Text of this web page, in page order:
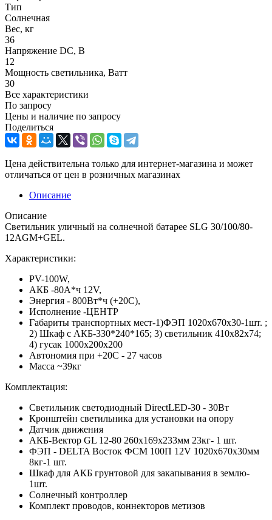
Тип
Солнечная
Вес, кг
36
Напряжение DC, В
12
Мощность светильника, Ватт
30
Все характеристики
По запросу
Цены и наличие по запросу
Поделиться
Цена действительна только для интернет-магазина и может
отличаться от цен в розничных магазинах
Описание
Описание
Светильник уличный на солнечной батарее SLG 30/100/80-
12AGM+GEL.
Характеристики:
PV-100W,
АКБ -80А*ч 12V,
Энергия - 800Вт*ч (+20С),
Исполнение -ЦЕНТР
Габариты транспортных мест-1)ФЭП 1020x670x30-1шт. ;
2) Шкаф с АКБ-330*240*165; 3) светильник 410x82x74;
4) гусак 1000х200х200
Автономия при +20С - 27 часов
Масса ~39кг
Комплектация:
Светильник светодиодный DirectLED-30 - 30Вт
Кронштейн светильника для установки на опору
Датчик движения
АКБ-Вектор GL 12-80 260x169x233мм 23кг- 1 шт.
ФЭП - DELTA Восток ФСМ 100П 12V 1020x670x30мм
8кг-1 шт.
Шкаф для АКБ грунтовой для закапывания в землю-
1шт.
Солнечный контроллер
Комплект проводов, коннекторов метизов